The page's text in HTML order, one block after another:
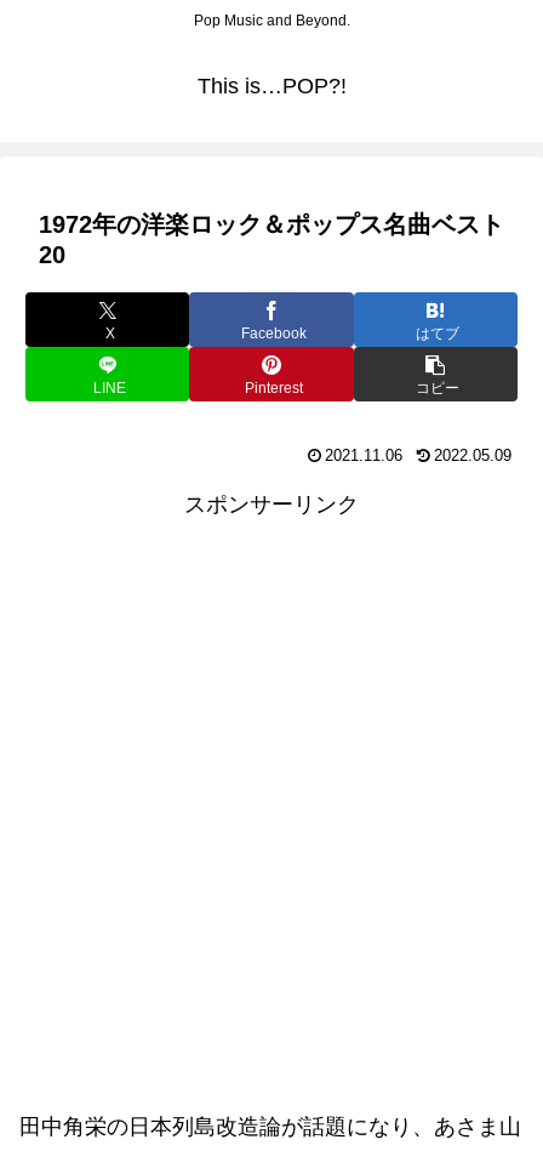
Pop Music and Beyond.
This is…POP?!
1972年の洋楽ロック＆ポップス名曲ベスト
20
X Facebook はてブ
LINE Pinterest コピー
2021.11.06 2022.05.09
スポンサーリンク
田中角栄の日本列島改造論が話題になり、あさま山